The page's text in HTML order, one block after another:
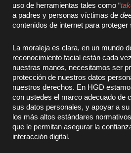
uso de herramientas tales como “
a padres y personas víctimas de
contenidos de internet para proteger
La moraleja es clara, en un mundo
reconocimiento facial están cada
nuestras manos, necesitamos ser
protección de nuestros datos
nuestros derechos. En HGD
con ustedes el marco adecuado de
sus datos personales, y apoyar a
los más altos estándares
que le permitan asegurar la
interacción digital.